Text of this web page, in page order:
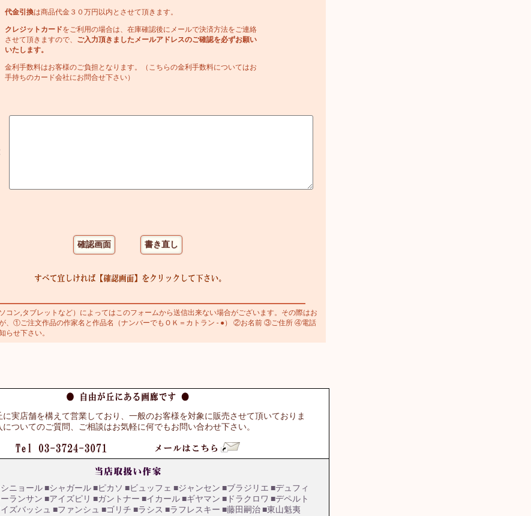
代金引換は商品代金３０万円以内とさせて頂きます。
クレジットカードをご利用の場合は、在庫確認後にメールで決済方法をご連絡
させて頂きますので、 ご入力頂きましたメールアドレスのご確認を必ずお願い
いたします。
金利手数料はお客様のご負担となります。（こちらの金利手数料についてはお
手持ちのカード会社にお問合せ下さい）
コン,タブレットなど）によってはこのフォームから送信出来ない場合がございます。その際はお
、①ご注文作品の作家名と作品名（ナンバーでもＯＫ＝カトラン - ●） ②お名前 ③ご住所 ④電話
らせ下さい。
に実店舗を構えて営業しており、一般のお客様を対象に販売させて頂いておりま
ついてのご質問、ご相談はお気軽に何でもお問い合わせ下さい。
ニョール ■シャガール ■ピカソ ■ビュッフェ ■ジャンセン ■ブラジリエ ■デュフィ
ランサン ■アイズピリ ■ガントナー ■イカール ■ギヤマン ■ドラクロワ ■デペルト
ズバッシュ ■ファンシュ ■ゴリチ ■ラシス ■ラフレスキー ■藤田嗣治 ■東山魁夷